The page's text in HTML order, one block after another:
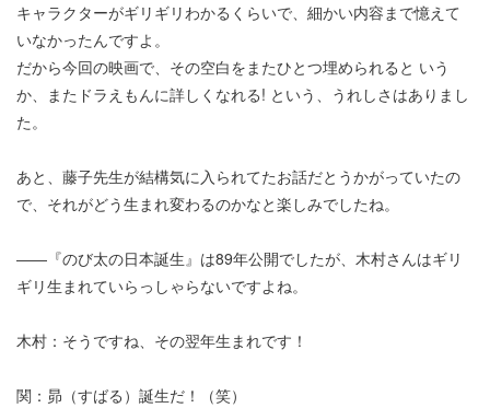
キャラクターがギリギリわかるくらいで、細かい内容まで憶えて
いなかったんですよ。
だから今回の映画で、その空白をまたひとつ埋められると いう
か、またドラえもんに詳しくなれる! という、うれしさはありまし
た。
あと、藤子先生が結構気に入られてたお話だとうかがっていたの
で、それがどう生まれ変わるのかなと楽しみでしたね。
――『のび太の日本誕生』は89年公開でしたが、木村さんはギリ
ギリ生まれていらっしゃらないですよね。
木村：そうですね、その翌年生まれです！
関：昴（すばる）誕生だ！（笑）